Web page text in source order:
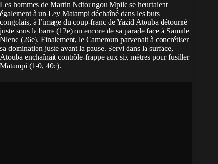
Les hommes de Martin Ndtoungou Mpile se heurtaient
également à un Ley Matampi déchaîné dans les buts
congolais, à l’image du coup-franc de Yazid Atouba détourné
juste sous la barre (12e) ou encore de sa parade face à Samule
Nlend (26e). Finalement, le Cameroun parvenait à concrétiser
sa domination juste avant la pause. Servi dans la surface,
Atouba enchaînait contrôle-frappe aux six mètres pour fusiller
Matampi (1-0, 40e).